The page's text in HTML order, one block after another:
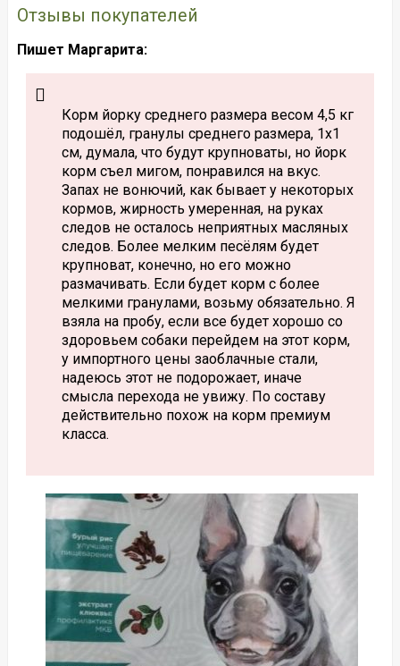
Отзывы покупателей
Пишет Маргарита:
Корм йорку среднего размера весом 4,5 кг
подошёл, гранулы среднего размера, 1х1
см, думала, что будут крупноваты, но йорк
корм съел мигом, понравился на вкус.
Запах не вонючий, как бывает у некоторых
кормов, жирность умеренная, на руках
следов не осталось неприятных масляных
следов. Более мелким песёлям будет
крупноват, конечно, но его можно
размачивать. Если будет корм с более
мелкими гранулами, возьму обязательно. Я
взяла на пробу, если все будет хорошо со
здоровьем собаки перейдем на этот корм,
у импортного цены заоблачные стали,
надеюсь этот не подорожает, иначе
смысла перехода не увижу. По составу
действительно похож на корм премиум
класса.